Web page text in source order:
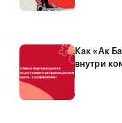
Как «Ак
внутри